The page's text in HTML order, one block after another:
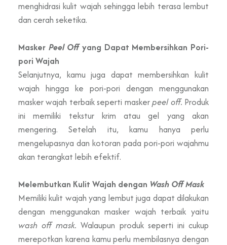
menghidrasi kulit wajah sehingga lebih terasa lembut
dan cerah seketika.
Masker Peel Offyang Dapat Membersihkan Pori-
pori Wajah
Selanjutnya, kamu juga dapat membersihkan kulit
wajah hingga ke pori-pori dengan menggunakan
masker wajah terbaik seperti maskerpeel off. Produk
ini memiliki tekstur krim atau gel yang akan
mengering. Setelah itu, kamu hanya perlu
mengelupasnya dan kotoran pada pori-pori wajahmu
akan terangkat lebih efektif.
Melembutkan Kulit Wajah dengan Wash Off Mask
Memiliki kulit wajah yang lembut juga dapat dilakukan
dengan menggunakan masker wajah terbaik yaitu
wash off mask.Walaupun produk seperti ini cukup
merepotkan karena kamu perlu membilasnya dengan